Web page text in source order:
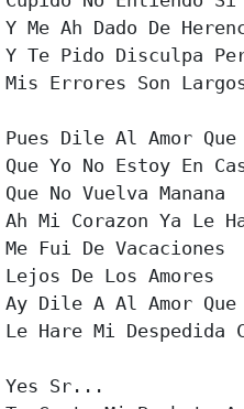
Y Me Ah Dado De
Y Te Pido Disculpa
Mis Errores Son
Pues Dile Al Amor
Que Yo No Estoy En
Que No Vuelva Manana
Ah Mi Corazon Ya Le
Me Fui De Vacaciones
Lejos De Los Amores
Ay Dile A Al Amor
Le Hare Mi Despedida
Yes Sr...